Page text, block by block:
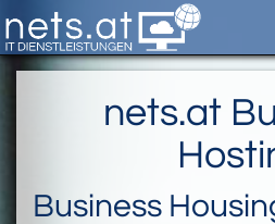
nets.at
Business